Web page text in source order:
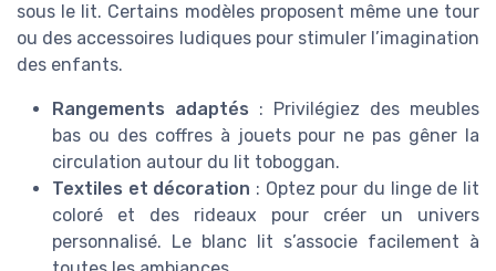
sous le lit. Certains modèles proposent même une tour
ou des accessoires ludiques pour stimuler l’imagination
des enfants.
Rangements adaptés : Privilégiez des meubles
bas ou des coffres à jouets pour ne pas gêner la
circulation autour du lit toboggan.
Textiles et décoration : Optez pour du linge de lit
coloré et des rideaux pour créer un univers
personnalisé. Le blanc lit s’associe facilement à